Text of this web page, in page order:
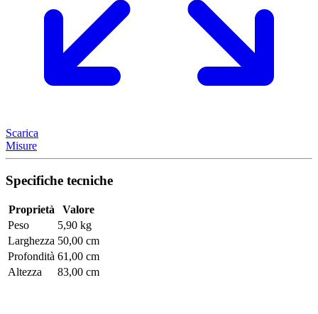
Scarica
Misure
Specifiche tecniche
Proprietà
Valore
Peso
5,90 kg
Larghezza 50,00 cm
Profondità 61,00 cm
Altezza
83,00 cm